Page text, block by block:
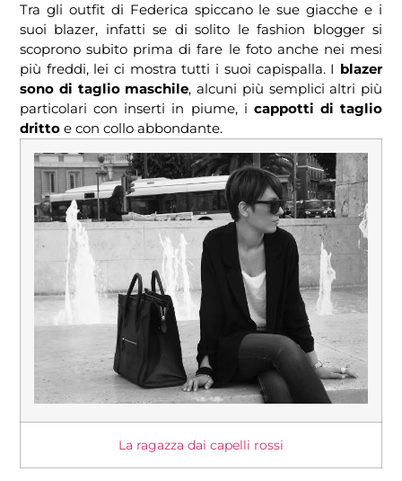
Tra gli outfit di Federica spiccano le sue giacche e i
suoi blazer, infatti se di solito le fashion blogger si
scoprono subito prima di fare le foto anche nei mesi
più freddi, lei ci mostra tutti i suoi capispalla. I blazer
sono di taglio maschile, alcuni più semplici altri più
particolari con inserti in piume, i cappotti di taglio
dritto e con collo abbondante.
La ragazza dai capelli rossi